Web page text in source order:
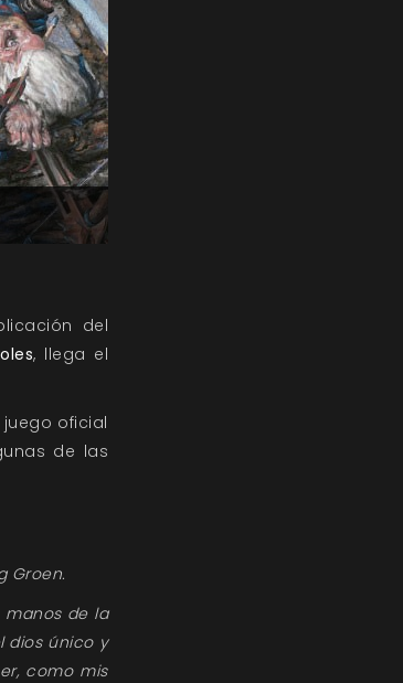
del
, llega el
oficial
de las
Groen.
de la
dios único y
como mis